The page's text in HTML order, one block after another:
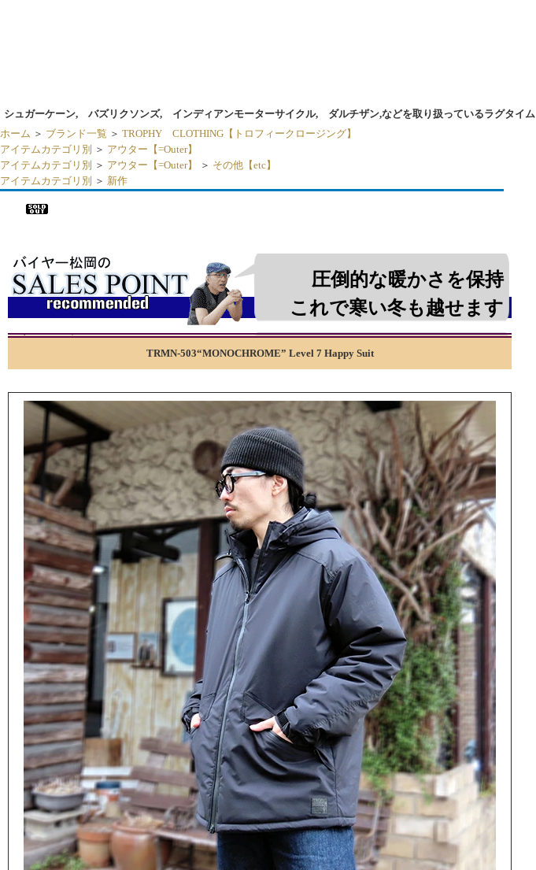
シュガーケーン, バズリクソンズ, インディアンモーターサイクル, ダルチザン,などを取り扱っているラグタイム
ホーム ＞ ブランド一覧 ＞ TROPHY CLOTHING【トロフィークロージング】
アイテムカテゴリ別 ＞ アウター【=Outer】
アイテムカテゴリ別 ＞ アウター【=Outer】 ＞ その他【etc】
アイテムカテゴリ別 ＞ 新作
圧倒的な暖かさを保持
これで寒い冬も越せます
TRMN-503“MONOCHROME” Level 7 Happy Suit